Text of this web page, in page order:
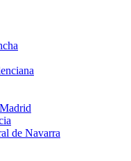
de Navarra